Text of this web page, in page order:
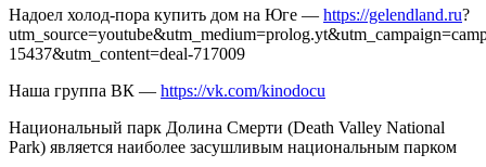
Надоел холод-пора купить дом на Юге — https://gelendland.ru?
15437&utm_content=deal-717009
Наша группа ВК — https://vk.com/kinodocu
Национальный парк Долина Смерти (Death Valley National
Park) является наиболее засушливым национальным парком